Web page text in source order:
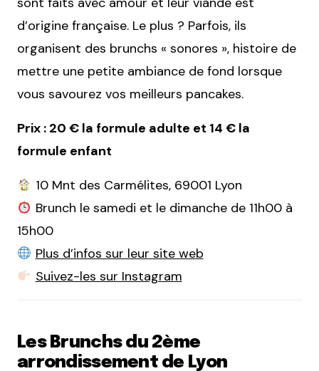
d’origine française. Le plus ? Parfois, ils
organisent des brunchs « sonores », histoire de
mettre une petite ambiance de fond lorsque
vous savourez vos meilleurs pancakes.
Prix : 20 € la formule adulte et 14 € la
formule enfant
10 Mnt des Carmélites, 69001 Lyon
Brunch le samedi et le dimanche de 11h00 à
15h00
Plus d’infos sur leur site web
Suivez-les sur Instagram
Les Brunchs du 2ème
arrondissement de Lyon